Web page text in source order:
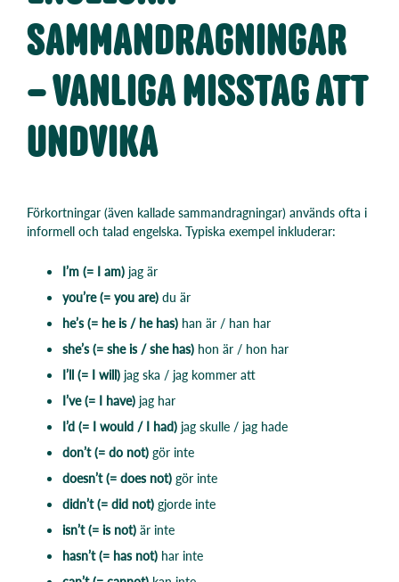
SAMMANDRAGNINGAR
– VANLIGA MISSTAG ATT
UNDVIKA
Förkortningar (även kallade sammandragningar) används ofta i
informell och talad engelska. Typiska exempel inkluderar:
I’m (= I am) jag är
you’re (= you are) du är
he’s (= he is / he has) han är / han har
she’s (= she is / she has) hon är / hon har
I’ll (= I will) jag ska / jag kommer att
I’ve (= I have) jag har
I’d (= I would / I had) jag skulle / jag hade
don’t (= do not) gör inte
doesn’t (= does not) gör inte
didn’t (= did not) gjorde inte
isn’t (= is not) är inte
hasn’t (= has not) har inte